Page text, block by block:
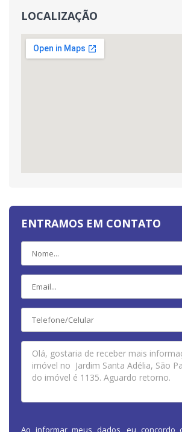
LOCALIZAÇÃO
ENTRAMOS EM CONTATO
Ao informar meus dados, eu